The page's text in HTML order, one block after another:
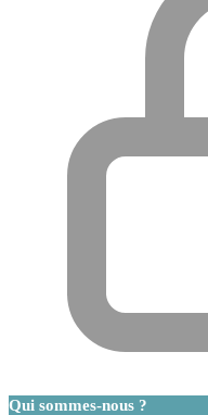
Qui sommes-nous ?